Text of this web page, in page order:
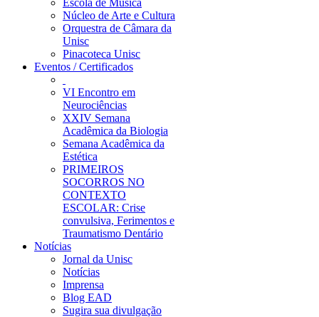
Escola de Música
Núcleo de Arte e Cultura
Orquestra de Câmara da
Unisc
Pinacoteca Unisc
Eventos / Certificados
VI Encontro em
Neurociências
XXIV Semana
Acadêmica da Biologia
Semana Acadêmica da
Estética
PRIMEIROS
SOCORROS NO
CONTEXTO
ESCOLAR: Crise
convulsiva, Ferimentos e
Traumatismo Dentário
Notícias
Jornal da Unisc
Notícias
Imprensa
Blog EAD
Sugira sua divulgação